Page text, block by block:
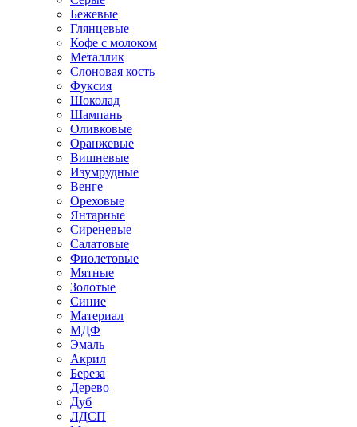
Бежевые
Глянцевые
Кофе с молоком
Металлик
Слоновая кость
Фуксия
Шоколад
Шампань
Оливковые
Оранжевые
Вишневые
Изумрудные
Венге
Ореховые
Янтарные
Сиреневые
Салатовые
Фиолетовые
Мятные
Золотые
Синие
Материал
МДФ
Эмаль
Акрил
Береза
Дерево
Дуб
ЛДСП